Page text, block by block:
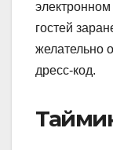
гостей
желательно
дресс-код.